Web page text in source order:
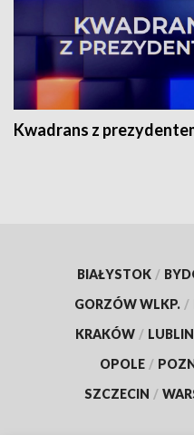
Kwadrans z
BIAŁYSTOK /
GORZÓW WLKP. /
KRAKÓW / LUBLIN
OPOLE /
SZCZECIN /